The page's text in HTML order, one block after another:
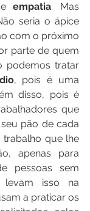
empatia. Mas
seria o ápice
com o próximo
parte de quem
podemos tratar
, pois é uma
disso, pois é
que
pão de cada
que lhe
apenas para
isso na
a praticar os